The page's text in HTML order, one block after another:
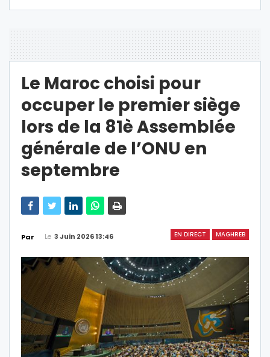
Le Maroc choisi pour
occuper le premier siège
lors de la 81è Assemblée
générale de l’ONU en
septembre
EN DIRECT MAGHREB
Par Le 3 Juin 2026 13:46